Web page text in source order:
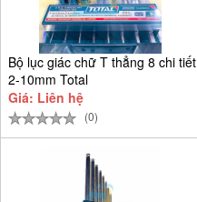
Bộ lục giác chữ T thẳng 8 chi tiết
2-10mm Total
Giá: Liên hệ
(0)